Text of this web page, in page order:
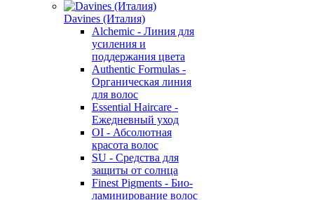
Davines (Италия)
Alchemic - Линия для
усиления и
поддержания цвета
Authentic Formulas -
Органическая линия
для волос
Essential Haircare -
Eжедневный уход
OI - Абсолютная
красота волос
SU - Средства для
защиты от солнца
Finest Pigments - Био-
ламинирование волос